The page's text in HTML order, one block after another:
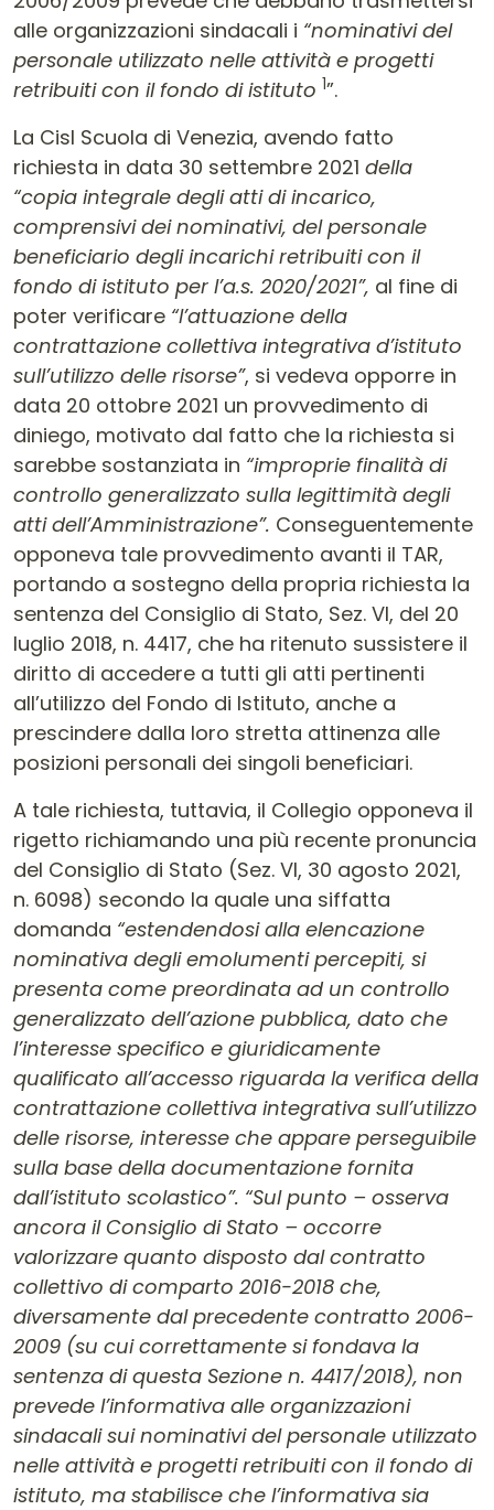
alle organizzazioni sindacali i “nominativi del
personale utilizzato nelle attività e progetti
retribuiti con il fondo di istituto 1”.
La Cisl Scuola di Venezia, avendo fatto
richiesta in data 30 settembre 2021 della
“copia integrale degli atti di incarico,
comprensivi dei nominativi, del personale
beneficiario degli incarichi retribuiti con il
fondo di istituto per l’a.s. 2020/2021”, al fine di
poter verificare “l’attuazione della
contrattazione collettiva integrativa d’istituto
sull’utilizzo delle risorse”, si vedeva opporre in
data 20 ottobre 2021 un provvedimento di
diniego, motivato dal fatto che la richiesta si
sarebbe sostanziata in “improprie finalità di
controllo generalizzato sulla legittimità degli
atti dell’Amministrazione”. Conseguentemente
opponeva tale provvedimento avanti il TAR,
portando a sostegno della propria richiesta la
sentenza del Consiglio di Stato, Sez. VI, del 20
luglio 2018, n. 4417, che ha ritenuto sussistere il
diritto di accedere a tutti gli atti pertinenti
all’utilizzo del Fondo di Istituto, anche a
prescindere dalla loro stretta attinenza alle
posizioni personali dei singoli beneficiari.
A tale richiesta, tuttavia, il Collegio opponeva il
rigetto richiamando una più recente pronuncia
del Consiglio di Stato (Sez. VI, 30 agosto 2021,
n. 6098) secondo la quale una siffatta
domanda “estendendosi alla elencazione
nominativa degli emolumenti percepiti, si
presenta come preordinata ad un controllo
generalizzato dell’azione pubblica, dato che
l’interesse specifico e giuridicamente
qualificato all’accesso riguarda la verifica della
contrattazione collettiva integrativa sull’utilizzo
delle risorse, interesse che appare perseguibile
sulla base della documentazione fornita
dall’istituto scolastico”. “Sul punto – osserva
ancora il Consiglio di Stato – occorre
valorizzare quanto disposto dal contratto
collettivo di comparto 2016-2018 che,
diversamente dal precedente contratto 2006-
2009 (su cui correttamente si fondava la
sentenza di questa Sezione n. 4417/2018), non
prevede l’informativa alle organizzazioni
sindacali sui nominativi del personale utilizzato
nelle attività e progetti retribuiti con il fondo di
istituto, ma stabilisce che l’informativa sia